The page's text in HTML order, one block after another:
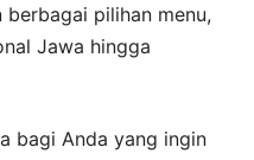
pilihan menu,
Jawa hingga
bagi Anda yang ingin